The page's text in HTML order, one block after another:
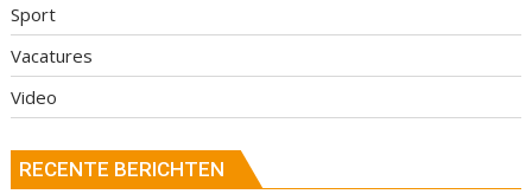
Sport
Vacatures
Video
RECENTE BERICHTEN